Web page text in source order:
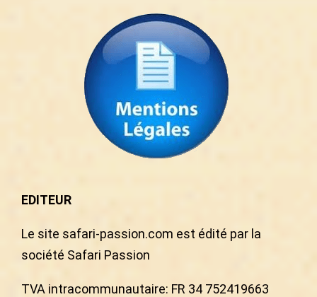
EDITEUR
Le site safari-passion.com est édité par la
société Safari Passion
TVA intracommunautaire: FR 34 752419663